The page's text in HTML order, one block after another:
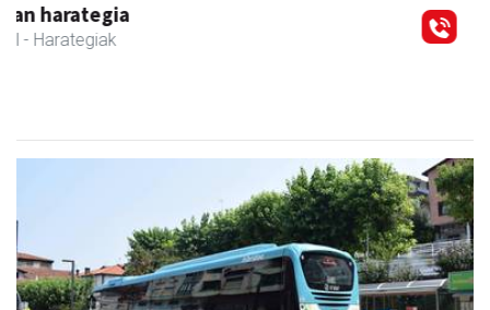
Zubeldia arrain eta mariskoa
Zizurkil - Arrandegiak